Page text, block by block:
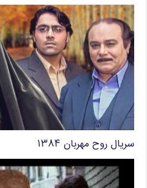
سریال روح مهربان ۱۳۸۴